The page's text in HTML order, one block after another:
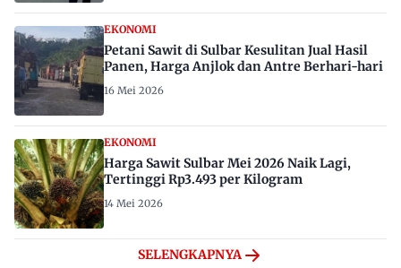
EKONOMI
Petani Sawit di Sulbar Kesulitan Jual Hasil
Panen, Harga Anjlok dan Antre Berhari-hari
16 Mei 2026
EKONOMI
Harga Sawit Sulbar Mei 2026 Naik Lagi,
Tertinggi Rp3.493 per Kilogram
14 Mei 2026
SELENGKAPNYA